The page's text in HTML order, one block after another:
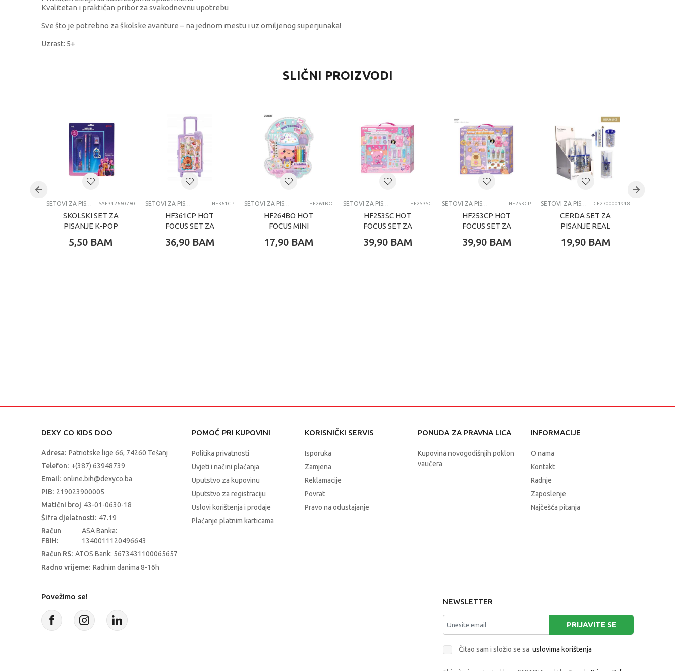
Kvalitetan i praktičan pribor za svakodnevnu upotrebu
Sve što je potrebno za školske avanture – na jednom mestu i uz omiljenog superjunaka!
Uzrast: 5+
SETOVI ZA PISANJE
Dječaci
Uzrast 7-8 G
Brend DIAKAKIS
SLIČNI PROIZVODI
SETOVI ZA PISANJE SAF342660780
SKOLSKI SET ZA
PISANJE K-POP
5,50 BAM
SETOVI ZA PISANJE HF361CP
HF361CP HOT
FOCUS SET ZA
36,90 BAM
SETOVI ZA PISANJE HF264BO
HF264BO HOT
FOCUS MINI
SET
17,90 BAM
SETOVI ZA PISANJE HF253SC
HF253SC HOT
FOCUS SET ZA
CRUSH
39,90 BAM
SETOVI ZA PISANJE HF253CP
HF253CP HOT
FOCUS SET ZA
39,90 BAM
SETOVI ZA PISANJE CE2700001948
CERDA SET ZA
PISANJE REAL
19,90 BAM
DEXY CO KIDS DOO
Adresa: Patriotske lige 66, 74260 Tešanj
Telefon: +(387) 63948739
Email: online.bih@dexyco.ba
PIB: 219023900005
Matični broj 43-01-0630-18
Šifra djelatnosti: 47.19
Račun
FBIH:
ASA Banka:
1340011120496643
Račun RS: ATOS Bank: 5673431100065657
Radno vrijeme: Radnim danima 8-16h
POMOĆ PRI KUPOVINI
Politika privatnosti
Uvjeti i načini plaćanja
Uputstvo za kupovinu
Uputstvo za registraciju
Uslovi korištenja i prodaje
Plaćanje platnim karticama
KORISNIČKI SERVIS
Isporuka
Zamjena
Reklamacije
Povrat
Pravo na odustajanje
PONUDA ZA PRAVNA LICA
Kupovina novogodišnjih poklon
vaučera
INFORMACIJE
O nama
Kontakt
Radnje
Zaposlenje
Najčešća pitanja
Povežimo se!
NEWSLETTER
PRIJAVITE SE
Čitao sam i složio se sa uslovima korištenja